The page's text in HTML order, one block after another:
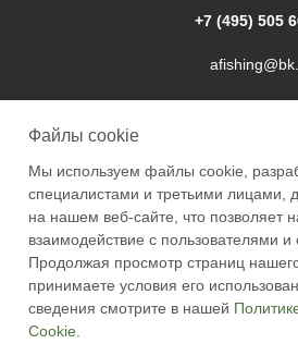
+7 (495) 505
2026 © Academyfishing - продажа
Москве и России
Файлы cookie
Мы используем файлы cookie,
специалистами и третьими лицами,
на нашем веб-сайте, что позволяет
взаимодействие с пользователями и
Продолжая просмотр страниц
принимаете условия его
сведения смотрите в нашей
Cookie